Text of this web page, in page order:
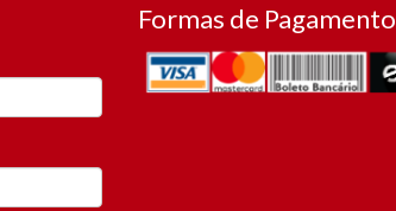
Formas de Pagamento